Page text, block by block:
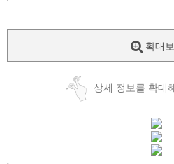
확대
상세 정보를 확대